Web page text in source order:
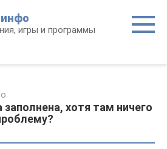
игры и программы
хотя там ничего